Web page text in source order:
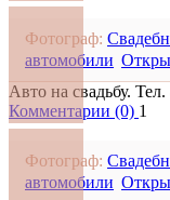
Фотограф:
автомобили
Авто на свадьбу.
Комментарии (0) 1
Фотограф:
автомобили